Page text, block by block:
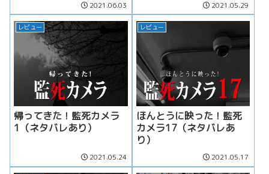
2021.06.03 2021.05.29
レビュー
帰ってきた！監死カメラ
1（ネタバレあり）
2021.05.24
レビュー
ほんとうに映った！監死
カメラ17（ネタバレあ
り）
2021.05.17